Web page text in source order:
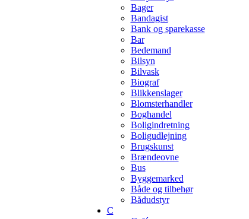
Bager
Bandagist
Bank og sparekasse
Bar
Bedemand
Bilsyn
Bilvask
Biograf
Blikkenslager
Blomsterhandler
Boghandel
Boligindretning
Boligudlejning
Brugskunst
Brændeovne
Bus
Byggemarked
Både og tilbehør
Bådudstyr
C